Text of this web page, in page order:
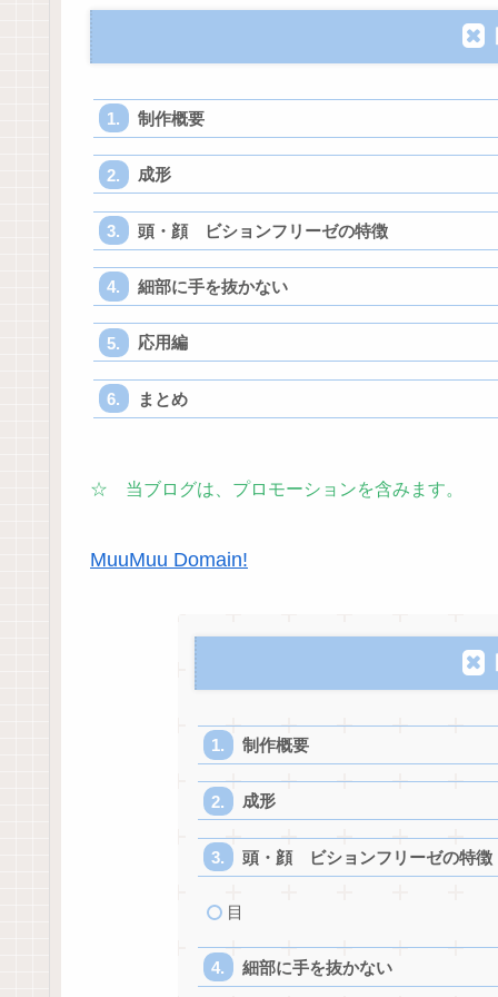
制作概要
成形
頭・顔 ビションフリーゼの特徴
細部に手を抜かない
応用編
まとめ
☆ 当ブログは、プロモーションを含みます。
MuuMuu Domain!
制作概要
成形
頭・顔 ビションフリーゼの特徴
目
細部に手を抜かない